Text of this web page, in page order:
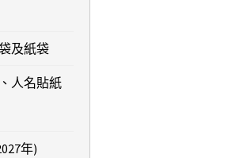
及紙袋
人名貼紙
年)